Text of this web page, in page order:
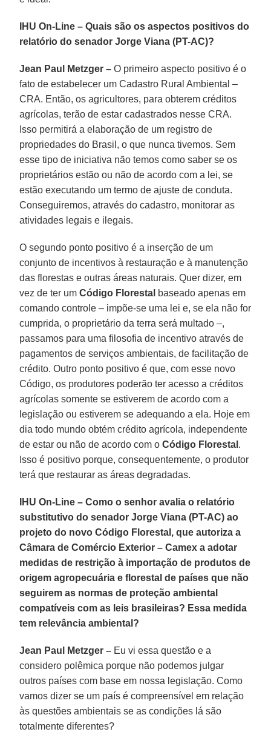
IHU On-Line – Quais são os aspectos positivos do
relatório do senador Jorge Viana (PT-AC)?
Jean Paul Metzger – O primeiro aspecto positivo é o
fato de estabelecer um Cadastro Rural Ambiental –
CRA. Então, os agricultores, para obterem créditos
agrícolas, terão de estar cadastrados nesse CRA.
Isso permitirá a elaboração de um registro de
propriedades do Brasil, o que nunca tivemos. Sem
esse tipo de iniciativa não temos como saber se os
proprietários estão ou não de acordo com a lei, se
estão executando um termo de ajuste de conduta.
Conseguiremos, através do cadastro, monitorar as
atividades legais e ilegais.
O segundo ponto positivo é a inserção de um
conjunto de incentivos à restauração e à manutenção
das florestas e outras áreas naturais. Quer dizer, em
vez de ter umCódigo Florestal baseado apenas em
comando controle – impõe-se uma lei e, se ela não for
cumprida, o proprietário da terra será multado –,
passamos para uma filosofia de incentivo através de
pagamentos de serviços ambientais, de facilitação de
crédito. Outro ponto positivo é que, com esse novo
Código, os produtores poderão ter acesso a créditos
agrícolas somente se estiverem de acordo com a
legislação ou estiverem se adequando a ela. Hoje em
dia todo mundo obtém crédito agrícola, independente
de estar ou não de acordo com oCódigo Florestal .
Isso é positivo porque, consequentemente, o produtor
terá que restaurar as áreas degradadas.
IHU On-Line – Como o senhor avalia o relatório
substitutivo do senador Jorge Viana (PT-AC) ao
projeto do novo Código Florestal, que autoriza a
Câmara de Comércio Exterior – Camex a adotar
medidas de restrição à importação de produtos de
origem agropecuária e florestal de países que não
seguirem as normas de proteção ambiental
compatíveis com as leis brasileiras? Essa medida
tem relevância ambiental?
Jean Paul Metzger – Eu vi essa questão e a
considero polêmica porque não podemos julgar
outros países com base em nossa legislação. Como
vamos dizer se um país é compreensível em relação
às questões ambientais se as condições lá são
totalmente diferentes?